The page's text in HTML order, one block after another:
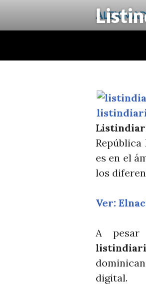
ALEX
República
es en el
los
Ver:
A
digital.